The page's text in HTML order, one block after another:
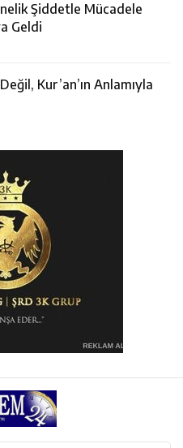
Şiddetle Mücadele
Geldi
Kur’an’ın Anlamıyla